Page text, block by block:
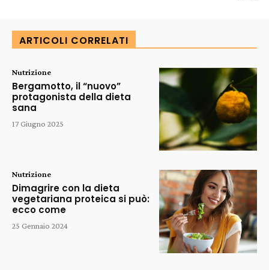
ARTICOLI CORRELATI
Nutrizione
Bergamotto, il “nuovo”
protagonista della dieta
sana
17 Giugno 2025
Nutrizione
Dimagrire con la dieta
vegetariana proteica si può:
ecco come
25 Gennaio 2024